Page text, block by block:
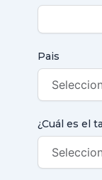
Pais
¿Cuál es el